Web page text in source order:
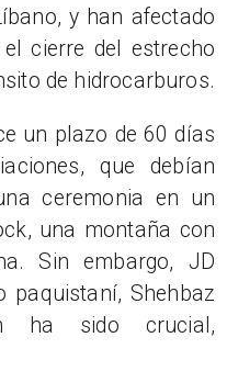
y han afectado
cierre del estrecho
de hidrocarburos.
un plazo de 60 días
que debían
ceremonia en un
una montaña con
Sin embargo, JD
paquistaní, Shehbaz
ha sido crucial,